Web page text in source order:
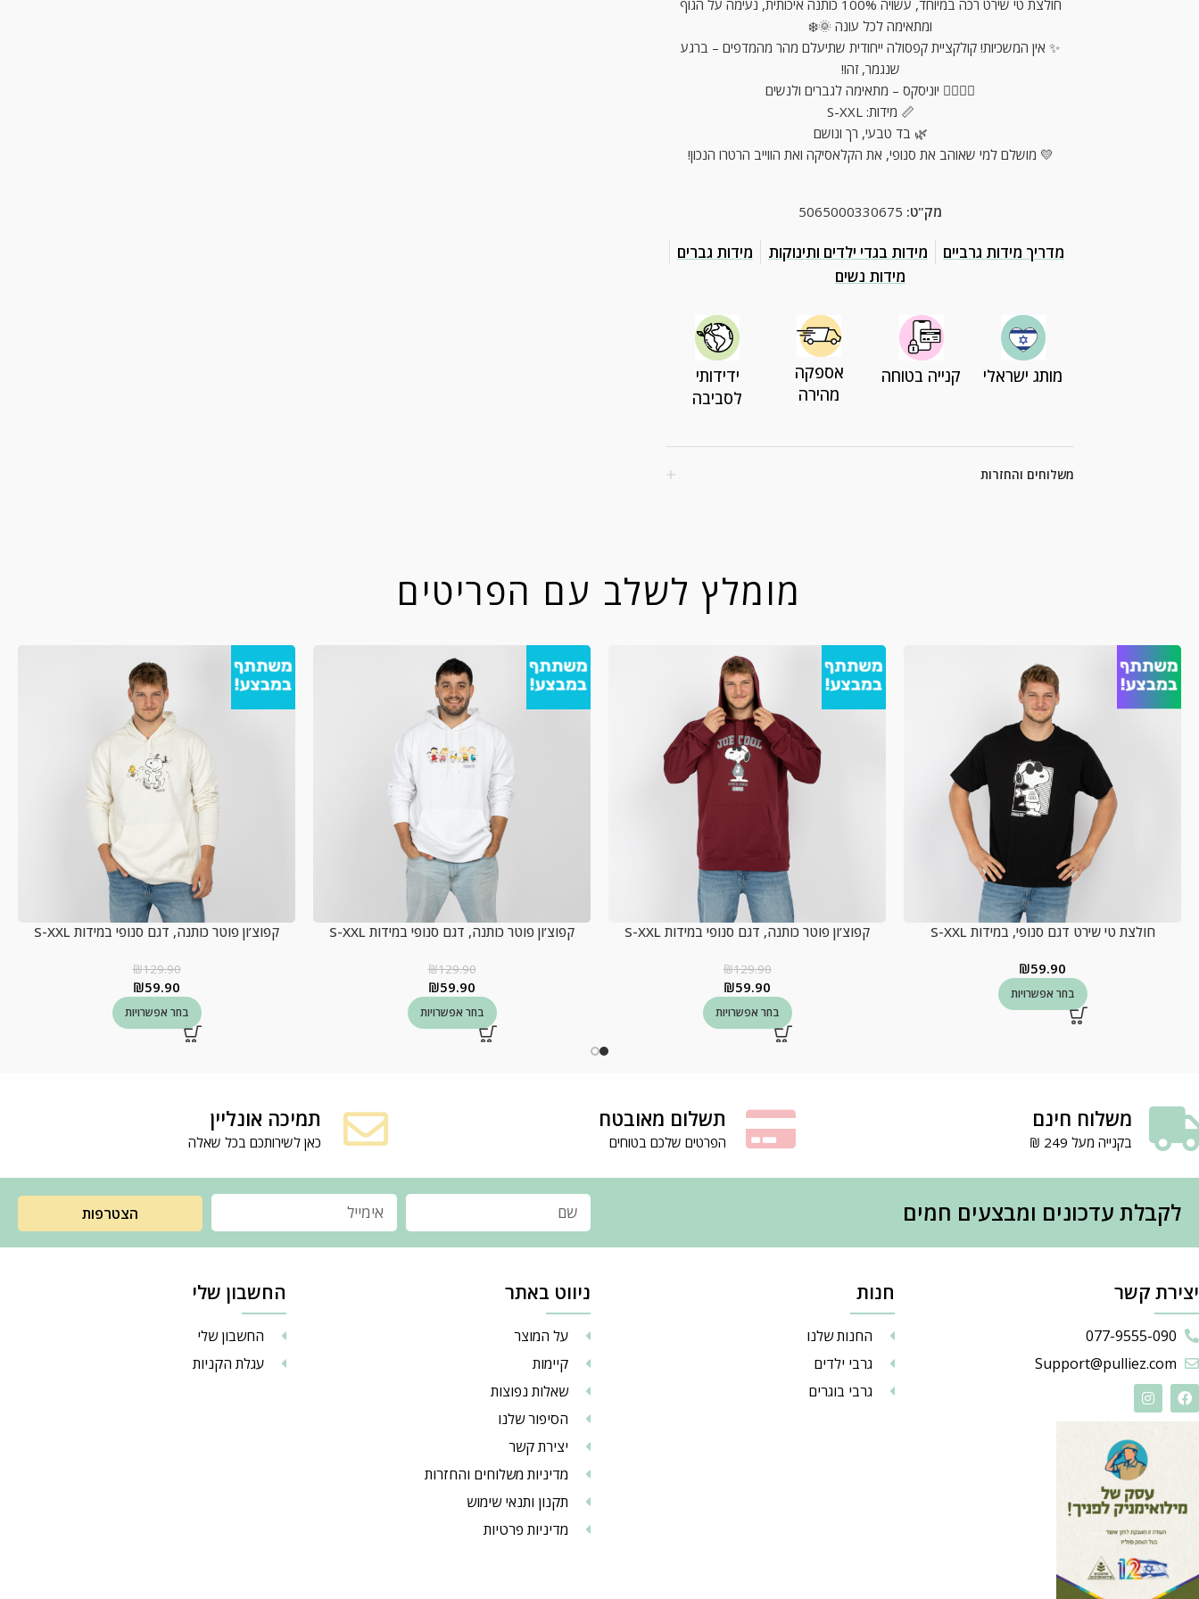
חולצת טי שירט רכה במיוחד, עשויה 100% כותנה איכותית, נעימה על הגוף
ומתאימה לכל עונה 🌞❄️
✨ אין המשכיות! קולקציית קפסולה ייחודית שתיעלם מהר מהמדפים – ברגע
שנגמר, זהו!
🧍‍♂️🧍‍♀️ יוניסקס – מתאימה לגברים ולנשים
📏 מידות: S-XXL
🌿 בד טבעי, רך ונושם
💛 מושלם למי שאוהב את סנופי, את הקלאסיקה ואת הווייב הרטרו הנכון!
מק"ט: 5065000330675
מדריך מידות גרביים מידות בגדי ילדים ותינוקות
מידות גברים
מידות נשים
מותג ישראלי קנייה בטוחה
אספקה
מהירה
ידידותי
לסביבה
משלוחים והחזרות
מומלץ לשלב עם הפריטים
חולצת טי שירט דגם סנופי, במידות S-XXL
₪59.90
בחר אפשרויות
קפוצ’ון פוטר כותנה, דגם סנופי במידות S-XXL
₪129.90
₪59.90
בחר אפשרויות
קפוצ’ון פוטר כותנה, דגם סנופי במידות S-XXL
₪129.90
₪59.90
בחר אפשרויות
קפוצ’ון פוטר כותנה, דגם סנופי במידות S-XXL
₪129.90
₪59.90
בחר אפשרויות
משלוח חינם
בקנייה מעל 249 ₪
תשלום מאובטח
הפרטים שלכם בטוחים
תמיכה אונליין
כאן לשירותכם בכל שאלה
לקבלת עדכונים ומבצעים חמים הצטרפות
יצירת קשר
077-9555-090
Support@pulliez.com
חנות
החנות שלנו
גרבי ילדים
גרבי בוגרים
ניווט באתר
על המוצר
קיימות
שאלות נפוצות
הסיפור שלנו
יצירת קשר
מדיניות משלוחים והחזרות
תקנון ותנאי שימוש
מדיניות פרטיות
החשבון שלי
החשבון שלי
עגלת הקניות